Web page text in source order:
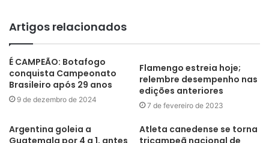
Artigos relacionados
É CAMPEÃO: Botafogo
conquista Campeonato
Brasileiro após 29 anos
9 de dezembro de 2024
Flamengo estreia hoje;
relembre desempenho nas
edições anteriores
7 de fevereiro de 2023
Argentina goleia a
Atleta canedense se torna